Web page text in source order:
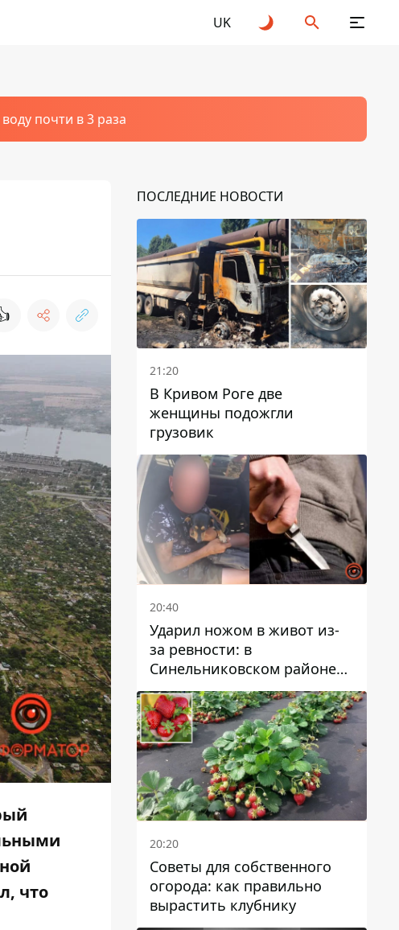
UK
почти в 3 раза
что
ПОСЛЕДНИЕ НОВОСТИ
21:20
В Кривом Роге две
женщины подожгли
грузовик
20:40
Ударил ножом в живот из-
за ревности: в
Синельниковском районе
задержали 49-летнего
мужчину за убийство
20:20
Советы для собственного
огорода: как правильно
вырастить клубнику